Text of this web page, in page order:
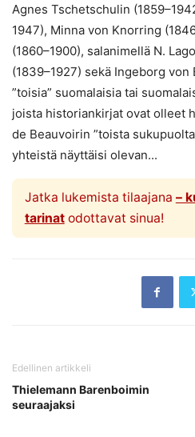
Agnes Tschetschulin
1947), Minna von Knorring
(1860–1900), salanimellä N.
(1839–1927) sekä Ingeborg
”toisia” suomalaisia tai
joista historiankirjat ovat olleet
de Beauvoirin ”toista
yhteistä näyttäisi olevan...
Jatka lukemista tilaajana –
tarinatodottavat sinua!
Edellinen artikkeli
Thielemann Barenboimin
seuraajaksi